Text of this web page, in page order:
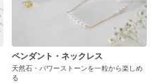
ペンダント・ネックレス
天然石・パワーストーンを一粒から楽しめ
る